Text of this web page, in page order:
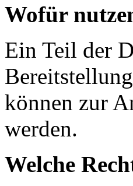
Wofür
Ein Teil der
können zur
werden.
Welche